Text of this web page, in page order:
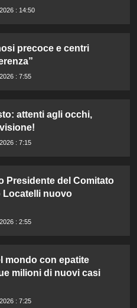
: 14:50
precoce e centri
: 7:55
attenti agli occhi,
: 7:15
Presidente del Comitato
Locatelli nuovo
: 2:55
mondo con epatite
milioni di nuovi casi
: 7:25